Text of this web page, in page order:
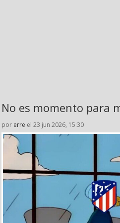
No es momento para
por erre el 23 jun 2026, 15:30